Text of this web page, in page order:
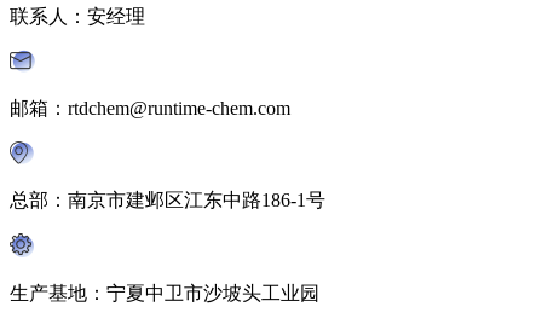
联系人：安经理
邮箱：rtdchem@runtime-chem.com
总部：南京市建邺区江东中路186-1号
生产基地：宁夏中卫市沙坡头工业园